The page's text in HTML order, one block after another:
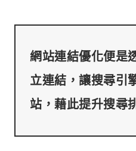
網站連結優化便是
立連結，讓搜尋引